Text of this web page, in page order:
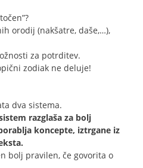
orodij (nakšatre, daše,…),
za potrditev.
zodiak ne deluje!
dva sistema.
razglaša za bolj
koncepte, iztrgane iz
bolj pravilen, če govorita o